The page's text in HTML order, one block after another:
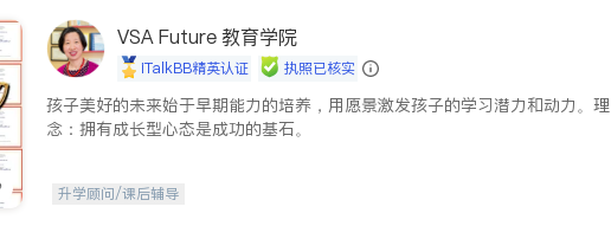
VSA Future 教育学院
iTalkBB精英认证 执照已核实
孩子美好的未来始于早期能力的培养，用愿景激发孩子的学习潜力和动力。理
念：拥有成长型心态是成功的基石。
升学顾问/课后辅导